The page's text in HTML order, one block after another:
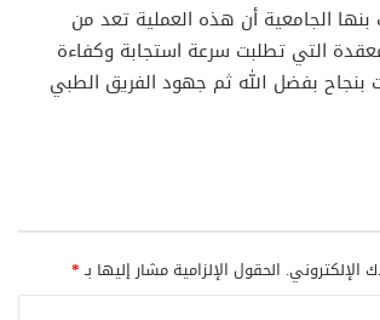
الجامعية أن هذه العملية تعد من
التي تطلبت سرعة استجابة وكفاءة
بنجاح بفضل الله ثم جهود الفريق الطبي
الإلكتروني. الحقول الإلزامية مشار إليها بـ*